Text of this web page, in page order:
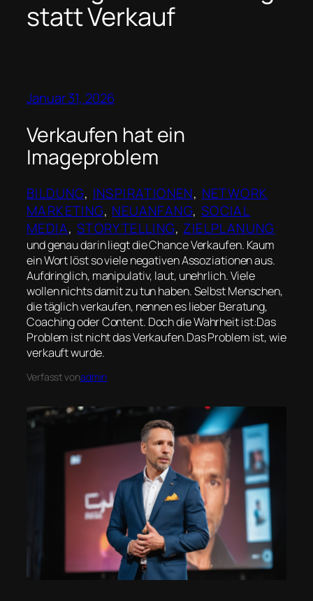
statt Verkauf
Januar 31, 2026
Verkaufen hat ein
Imageproblem
BILDUNG, INSPIRATIONEN, NETWORK
MARKETING, NEUANFANG, SOCIAL
MEDIA, STORYTELLING, ZIELPLANUNG
und genau darin liegt die Chance Verkaufen. Kaum
ein Wort löst so viele negativen Assoziationen aus.
Aufdringlich, manipulativ, laut, unehrlich. Viele
wollen nichts damit zu tun haben. Selbst Menschen,
die täglich verkaufen, nennen es lieber Beratung,
Coaching oder Content. Doch die Wahrheit ist:Das
Problem ist nicht das Verkaufen.Das Problem ist, wie
verkauft wurde.
Verfasst vonadmin